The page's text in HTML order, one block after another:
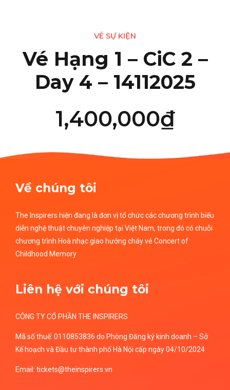
VÉ SỰ KIỆN
Vé Hạng 1 – CiC 2 –
Day 4 – 14112025
1,400,000₫
Về chúng tôi
The Inspirers hiện đang là đơn vị tổ chức các chương trình biểu
diễn nghệ thuật chuyên nghiệp tại Việt Nam, trong đó có chuỗi
chương trình Hoà nhạc giao hưởng cháy vé Concert of
Childhood Memory
Liên hệ với chúng tôi
CÔNG TY CỔ PHẦN THE INSPIRERS
Mã số thuế: 0110853836 do Phòng Đăng ký kinh doanh – Sở
Kế hoạch và Đầu tư thành phố Hà Nội cấp ngày 04/10/2024
Email: tickets@theinspirers.vn